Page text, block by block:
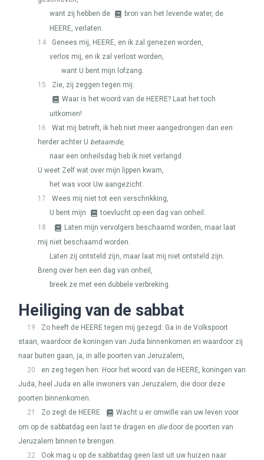
want zij hebben de
bron van het levende water, de
HEERE, verlaten.
14
Genees mij, HEERE, en ik zal genezen worden,
verlos mij, en ik zal verlost worden,
want U bent mijn lofzang.
15
Zie, zij zeggen tegen mij:
Waar is het woord van de HEERE? Laat het toch
uitkomen!
16
Wat mij betreft, ik heb niet meer aangedrongen dan een
herder achter U betaamde,
naar een onheilsdag heb ik niet verlangd.
U weet Zelf wat over mijn lippen kwam,
het was voor Uw aangezicht.
17
Wees mij niet tot een verschrikking,
U bent mijn
toevlucht op een dag van onheil.
18
Laten mijn vervolgers beschaamd worden, maar laat
mij niet beschaamd worden.
Laten zij ontsteld zijn, maar laat mij niet ontsteld zijn.
Breng over hen een dag van onheil,
breek ze met een dubbele verbreking.
Heiliging van de sabbat
19 Zo heeft de HEEREtegen mij gezegd: Ga in de Volkspoort
staan, waardoor de koningen van Juda binnenkomen en waardoor zij
naar buiten gaan, ja, in alle poorten van Jeruzalem,
20
en zeg tegen hen: Hoor het woord van de HEERE, koningen van
Juda, heel Juda en alle inwoners van Jeruzalem, die door deze
poorten binnenkomen.
21
Zo zegt de HEERE:
Wacht u er omwille van uw leven voor
om op de sabbatdag een last te dragen en diedoor de poorten van
Jeruzalem binnen te brengen.
22
Ook mag u op de sabbatdag geen last uit uw huizen naar